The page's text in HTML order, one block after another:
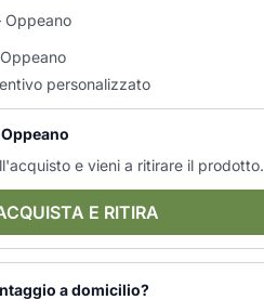
personalizzato
e vieni a ritirare il prodotto.
E RITIRA
a domicilio?